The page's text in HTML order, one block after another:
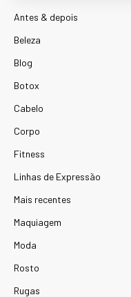
Antes & depois
Beleza
Blog
Botox
Cabelo
Corpo
Fitness
Linhas de Expressão
Mais recentes
Maquiagem
Moda
Rosto
Rugas